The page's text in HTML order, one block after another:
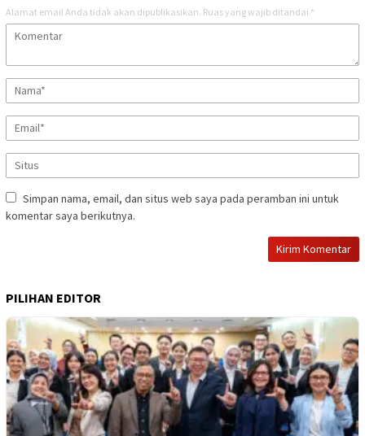
Alamat email Anda tidak akan dipublikasikan. Ruas yang wajib ditandai *
Simpan nama, email, dan situs web saya pada peramban ini untuk
komentar saya berikutnya.
PILIHAN EDITOR